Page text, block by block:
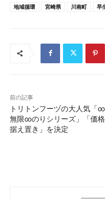
地域循環 宮崎県 川南町 早
前の記事
トリトンフーヅの大人気「∞
無限∞のりシリーズ」「価格
据え置き」を決定